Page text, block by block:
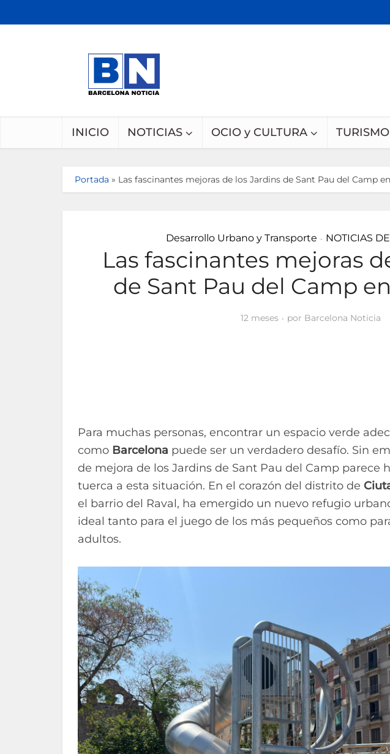
INICIO NOTICIAS OCIO y CULTURA TURISMO
Portada » Las fascinantes mejoras de los Jardins de Sant Pau del Camp
Desarrollo Urbano y Transporte • NOTICIAS
Las fascinantes mejoras
de Sant Pau del Camp
12 meses por Barcelona Noticia
Para muchas personas, encontrar un espacio verde
como Barcelona puede ser un verdadero desafío. Sin
de mejora de los Jardins de Sant Pau del Camp parece
tuerca a esta situación. En el corazón del distrito de
el barrio del Raval, ha emergido un nuevo refugio
ideal tanto para el juego de los más pequeños como
adultos.